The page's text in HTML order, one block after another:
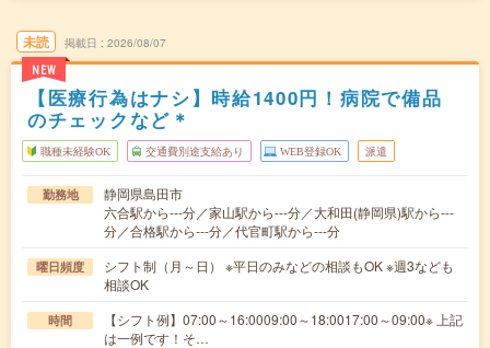
未読
NEW
掲載日 2026/08/07
【医療行為はナシ】時給1400円！病院で備品
のチェックなど＊
職種未経験OK 交通費別途支給あり WEB登録OK 派遣
勤務地
静岡県島田市
六合駅から---分／家山駅から---分／大和田(静岡県)駅から---
分／合格駅から---分／代官町駅から---分
曜日頻度
シフト制（月～日） ※平日のみなどの相談もOK ※週3なども
相談OK
時間
【シフト例】07:00～16:0009:00～18:0017:00～09:00※ 上記
は一例です！そ…